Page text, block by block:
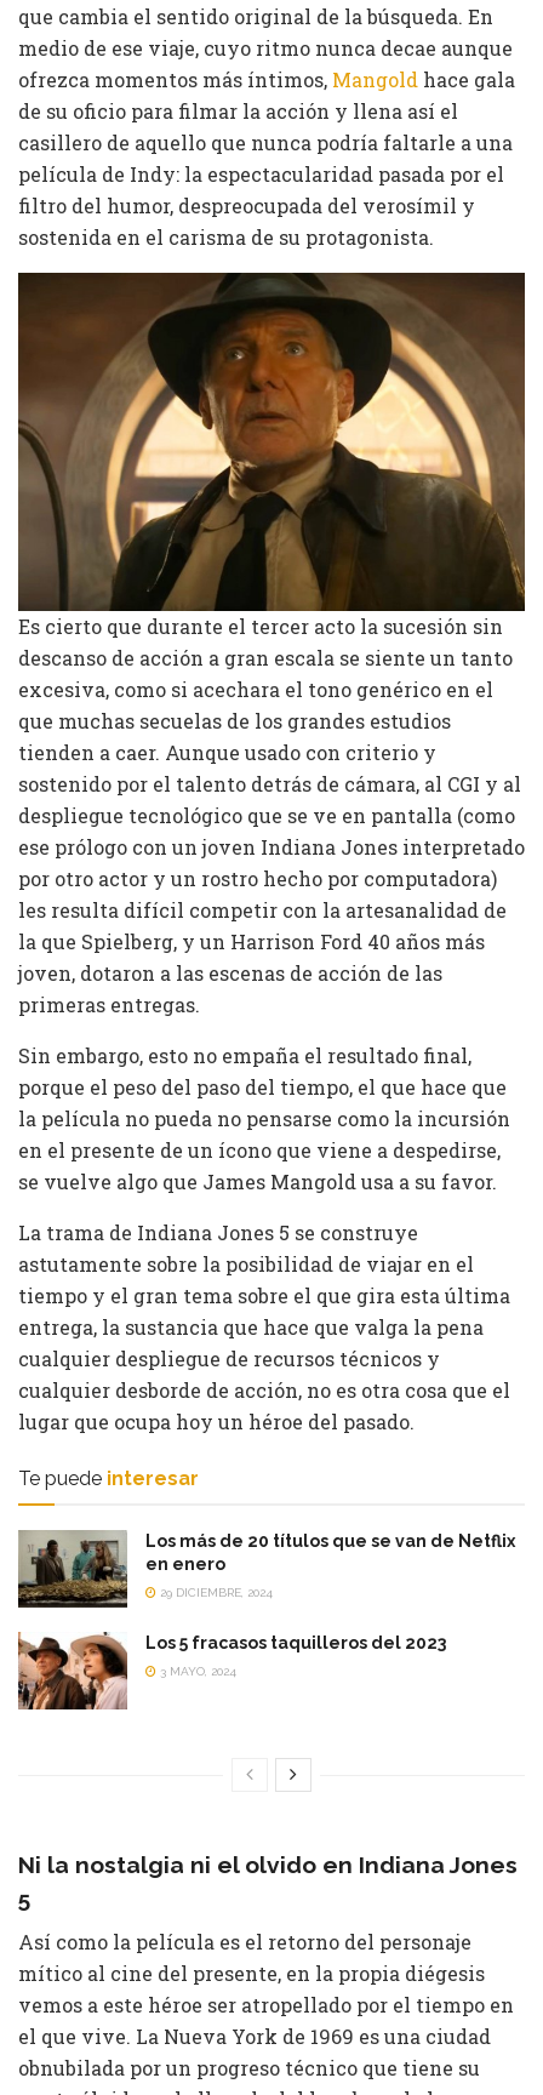
que cambia el sentido original de la búsqueda. En
medio de ese viaje, cuyo ritmo nunca decae aunque
ofrezca momentos más íntimos, Mangold hace gala
de su oficio para filmar la acción y llena así el
casillero de aquello que nunca podría faltarle a una
película de Indy: la espectacularidad pasada por el
filtro del humor, despreocupada del verosímil y
sostenida en el carisma de su protagonista.
Es cierto que durante el tercer acto la sucesión sin
descanso de acción a gran escala se siente un tanto
excesiva, como si acechara el tono genérico en el
que muchas secuelas de los grandes estudios
tienden a caer. Aunque usado con criterio y
sostenido por el talento detrás de cámara, al CGI y al
despliegue tecnológico que se ve en pantalla (como
ese prólogo con un joven Indiana Jones interpretado
por otro actor y un rostro hecho por computadora)
les resulta difícil competir con la artesanalidad de
la que Spielberg, y un Harrison Ford 40 años más
joven, dotaron a las escenas de acción de las
primeras entregas.
Sin embargo, esto no empaña el resultado final,
porque el peso del paso del tiempo, el que hace que
la película no pueda no pensarse como la incursión
en el presente de un ícono que viene a despedirse,
se vuelve algo que James Mangold usa a su favor.
La trama de Indiana Jones 5 se construye
astutamente sobre la posibilidad de viajar en el
tiempo y el gran tema sobre el que gira esta última
entrega, la sustancia que hace que valga la pena
cualquier despliegue de recursos técnicos y
cualquier desborde de acción, no es otra cosa que el
lugar que ocupa hoy un héroe del pasado.
Te puede interesar
Los más de 20 títulos que se van de Netflix
en enero
29 DICIEMBRE, 2024
Los 5 fracasos taquilleros del 2023
3 MAYO, 2024
Ni la nostalgia ni el olvido en Indiana Jones
5
Así como la película es el retorno del personaje
mítico al cine del presente, en la propia diégesis
vemos a este héroe ser atropellado por el tiempo en
el que vive. La Nueva York de 1969 es una ciudad
obnubilada por un progreso técnico que tiene su